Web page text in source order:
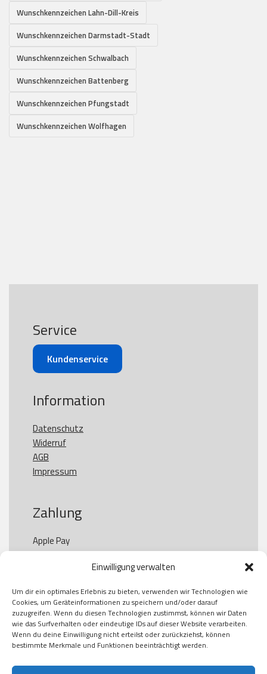
Einwilligung verwalten
Um dir ein optimales Erlebnis zu bieten, verwenden wir Technologien wie
Cookies, um Geräteinformationen zu speichern und/oder darauf
zuzugreifen. Wenn du diesen Technologien zustimmst, können wir Daten
wie das Surfverhalten oder eindeutige IDs auf dieser Website verarbeiten.
Wenn du deine Einwilligung nicht erteilst oder zurückziehst, können
bestimmte Merkmale und Funktionen beeinträchtigt werden.
Wunschkennzeichen Lahn-Dill-Kreis
Wunschkennzeichen Darmstadt-Stadt
Wunschkennzeichen Schwalbach
Wunschkennzeichen Battenberg
Wunschkennzeichen Pfungstadt
Wunschkennzeichen Wolfhagen
Service
Kundenservice
Information
Datenschutz
Widerruf
AGB
Impressum
Zahlung
Apple Pay
Paypal
Kauf auf Rechung
Klarna
American Express